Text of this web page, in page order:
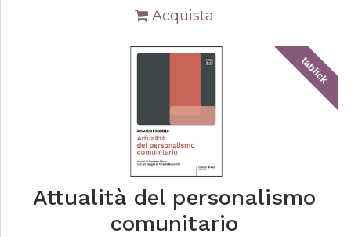
Acquista
tablick
Attualità del personalismo
comunitario